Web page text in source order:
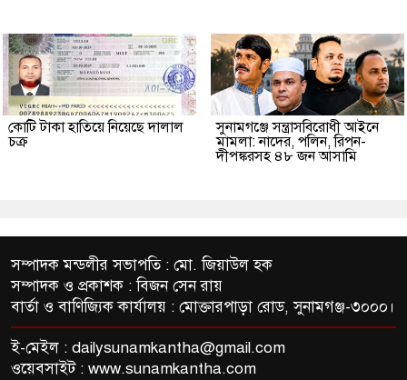
কোটি টাকা হাতিয়ে নিয়েছে দালাল
চক্র
‎সুনামগঞ্জে সন্ত্রাসবিরোধী আইনে
মামলা: নাদের, পলিন, রিপন-
দীপঙ্করসহ ৪৮ জন আসামি
সম্পাদক মন্ডলীর সভাপতি : মো. জিয়াউল হক
সম্পাদক ও প্রকাশক : বিজন সেন রায়
বার্তা ও বাণিজ্যিক কার্যালয় : মোক্তারপাড়া রোড, সুনামগঞ্জ-৩০০০।
ই-মেইল : dailysunamkantha@gmail.com
ওয়েবসাইট : www.sunamkantha.com